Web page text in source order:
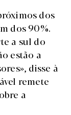
dos
dos 90%.
a sul do
estão a
disse à
remete
a